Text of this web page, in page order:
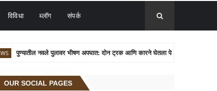
विविधा ब्लॉग संपर्क
पुण्यातील नवले पुलावर भीषण अपघात: दोन ट्रक आणि कारने घेतला पेट
OUR SOCIAL PAGES